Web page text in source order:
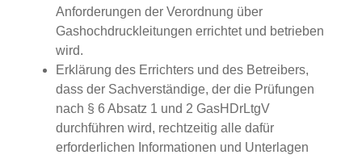
Anforderungen der Verordnung über
Gashochdruckleitungen errichtet und betrieben
wird.
Erklärung des Errichters und des Betreibers,
dass der Sachverständige, der die Prüfungen
nach § 6 Absatz 1 und 2 GasHDrLtgV
durchführen wird, rechtzeitig alle dafür
erforderlichen Informationen und Unterlagen